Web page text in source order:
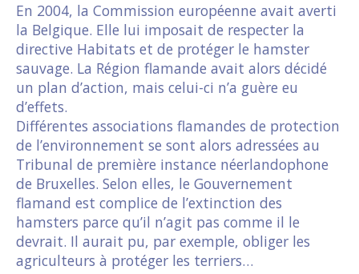
En 2004, la Commission européenne avait averti
la Belgique. Elle lui imposait de respecter la
directive Habitats et de protéger le hamster
sauvage. La Région flamande avait alors décidé
un plan d’action, mais celui-ci n’a guère eu
d’effets.
Différentes associations flamandes de protection
de l’environnement se sont alors adressées au
Tribunal de première instance néerlandophone
de Bruxelles. Selon elles, le Gouvernement
flamand est complice de l’extinction des
hamsters parce qu’il n’agit pas comme il le
devrait. Il aurait pu, par exemple, obliger les
agriculteurs à protéger les terriers…